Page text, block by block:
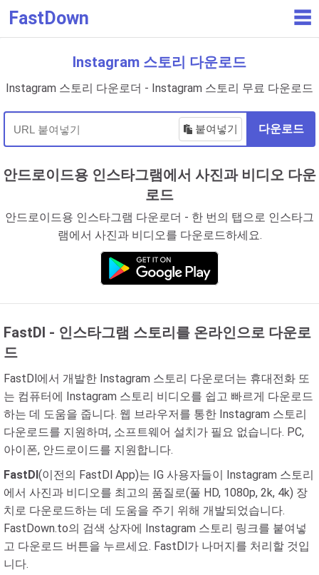
FastDown ☰
Instagram 스토리 다운로드
Instagram 스토리 다운로더 - Instagram 스토리 무료 다운로드
붙여넣기 다운로드
안드로이드용 인스타그램에서 사진과 비디오 다운
로드
안드로이드용 인스타그램 다운로더 - 한 번의 탭으로 인스타그
램에서 사진과 비디오를 다운로드하세요.
FastDl - 인스타그램 스토리를 온라인으로 다운로
드
FastDl에서 개발한 Instagram 스토리 다운로더는 휴대전화 또
는 컴퓨터에 Instagram 스토리 비디오를 쉽고 빠르게 다운로드
하는 데 도움을 줍니다. 웹 브라우저를 통한 Instagram 스토리
다운로드를 지원하며, 소프트웨어 설치가 필요 없습니다. PC,
아이폰, 안드로이드를 지원합니다.
FastDl(이전의 FastDl App)는 IG 사용자들이 Instagram 스토리
에서 사진과 비디오를 최고의 품질로(풀 HD, 1080p, 2k, 4k) 장
치로 다운로드하는 데 도움을 주기 위해 개발되었습니다.
FastDown.to의 검색 상자에 Instagram 스토리 링크를 붙여넣
고 다운로드 버튼을 누르세요. FastDl가 나머지를 처리할 것입
니다.